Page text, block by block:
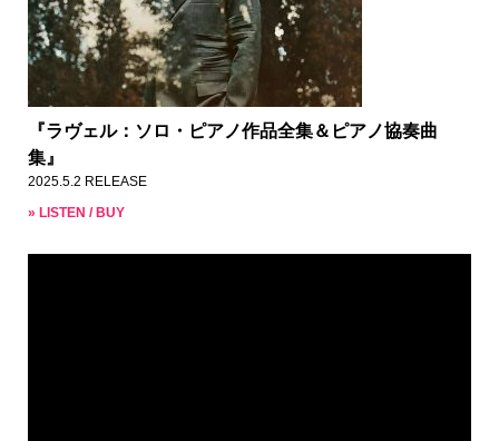
『ラヴェル：ソロ・ピアノ作品全集＆ピアノ協奏曲
集』
2025.5.2 RELEASE
» LISTEN / BUY